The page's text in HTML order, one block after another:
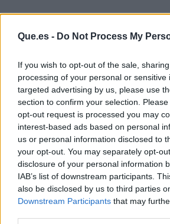
Que.es - Do Not Process My
If you wish to opt-out of the sale,
processing of your personal or sensitive
targeted advertising by us, please use
section to confirm your selection.
opt-out request is processed you may
interest-based ads based on personal
us or personal information disclosed to
your opt-out. You may separately opt-
disclosure of your personal information
IAB’s list of downstream participants.
also be disclosed by us to third parties
Downstream Participants that may
Publicidad